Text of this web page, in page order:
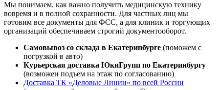
Мы понимаем, как важно получить медицинскую технику
вовремя и в полной сохранности. Для частных лиц мы
готовим все документы для ФСС, а для клиник и торгующих
организаций обеспечиваем строгий документооборот.
Самовывоз со склада в Екатеринбурге (поможем с
погрузкой в авто)
Курьерская доставка ЮкиГрупп по Екатеринбургу
(возможен подъем на этаж по согласованию)
Доставка ТК «Деловые Линии» по всей России